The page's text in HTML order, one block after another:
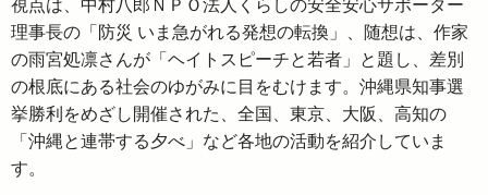
視点は、中村八郎ＮＰＯ法人くらしの安全安心サポーター
理事長の「防災 いま急がれる発想の転換」、随想は、作家
の雨宮処凛さんが「ヘイトスピーチと若者」と題し、差別
の根底にある社会のゆがみに目をむけます。沖縄県知事選
挙勝利をめざし開催された、全国、東京、大阪、高知の
「沖縄と連帯する夕べ」など各地の活動を紹介していま
す。